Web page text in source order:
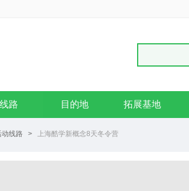
路 目的地 拓展基地
动线路 > 上海酷学新概念8天冬令营